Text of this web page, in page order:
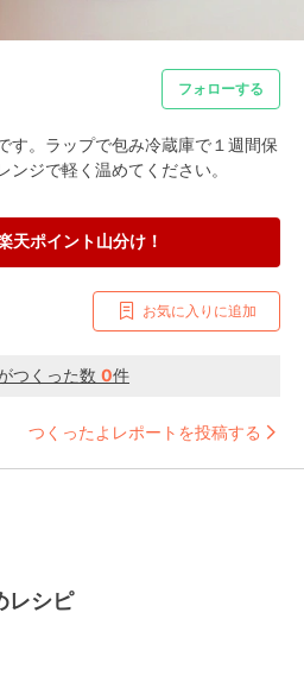
フォローする
す。ラップで包み冷蔵庫で１週間保
ジで軽く温めてください。
天ポイント山分け！
お気に入りに追加
つくった数 0件
つくったよレポートを投稿する
レシピ